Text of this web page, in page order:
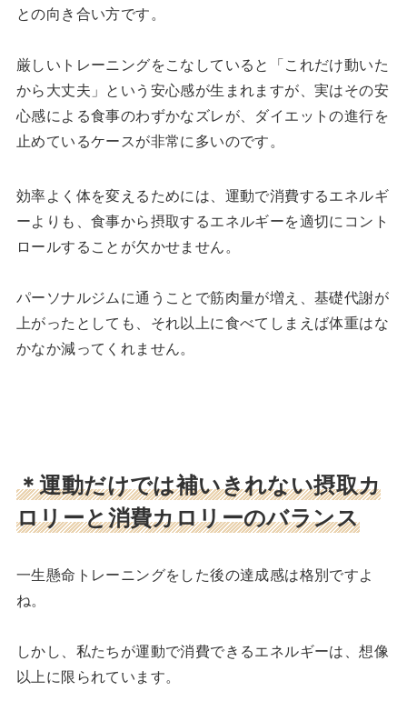
との向き合い方です。
厳しいトレーニングをこなしていると「これだけ動いた
から大丈夫」という安心感が生まれますが、実はその安
心感による食事のわずかなズレが、ダイエットの進行を
止めているケースが非常に多いのです。
効率よく体を変えるためには、運動で消費するエネルギ
ーよりも、食事から摂取するエネルギーを適切にコント
ロールすることが欠かせません。
パーソナルジムに通うことで筋肉量が増え、基礎代謝が
上がったとしても、それ以上に食べてしまえば体重はな
かなか減ってくれません。
＊運動だけでは補いきれない摂取カ
ロリーと消費カロリーのバランス
一生懸命トレーニングをした後の達成感は格別ですよ
ね。
しかし、私たちが運動で消費できるエネルギーは、想像
以上に限られています。